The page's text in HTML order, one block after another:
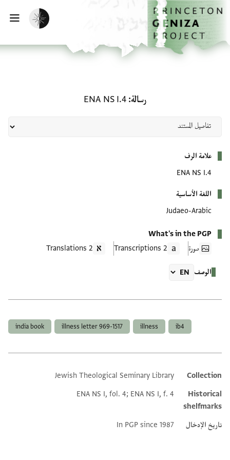
إلى المحتوى الرئيسي
الرئيسية
تفعيل الوضع المظلم
رسالة ENA NS I.4
علامة الرف
ENA NS I.4
اللغة الأساسية
Judaeo-Arabic
What's in the PGP
صورة
2 Transcriptions
2 Translations
الوصف
ib4
illness
illness letter 969-1517
india book
Additional metadata
Collection
Jewish Theological Seminary Library
Historical
shelfmarks
ENA NS I, fol. 4; ENA NS I, f. 4
تاريخ الإدخال In PGP since 1987